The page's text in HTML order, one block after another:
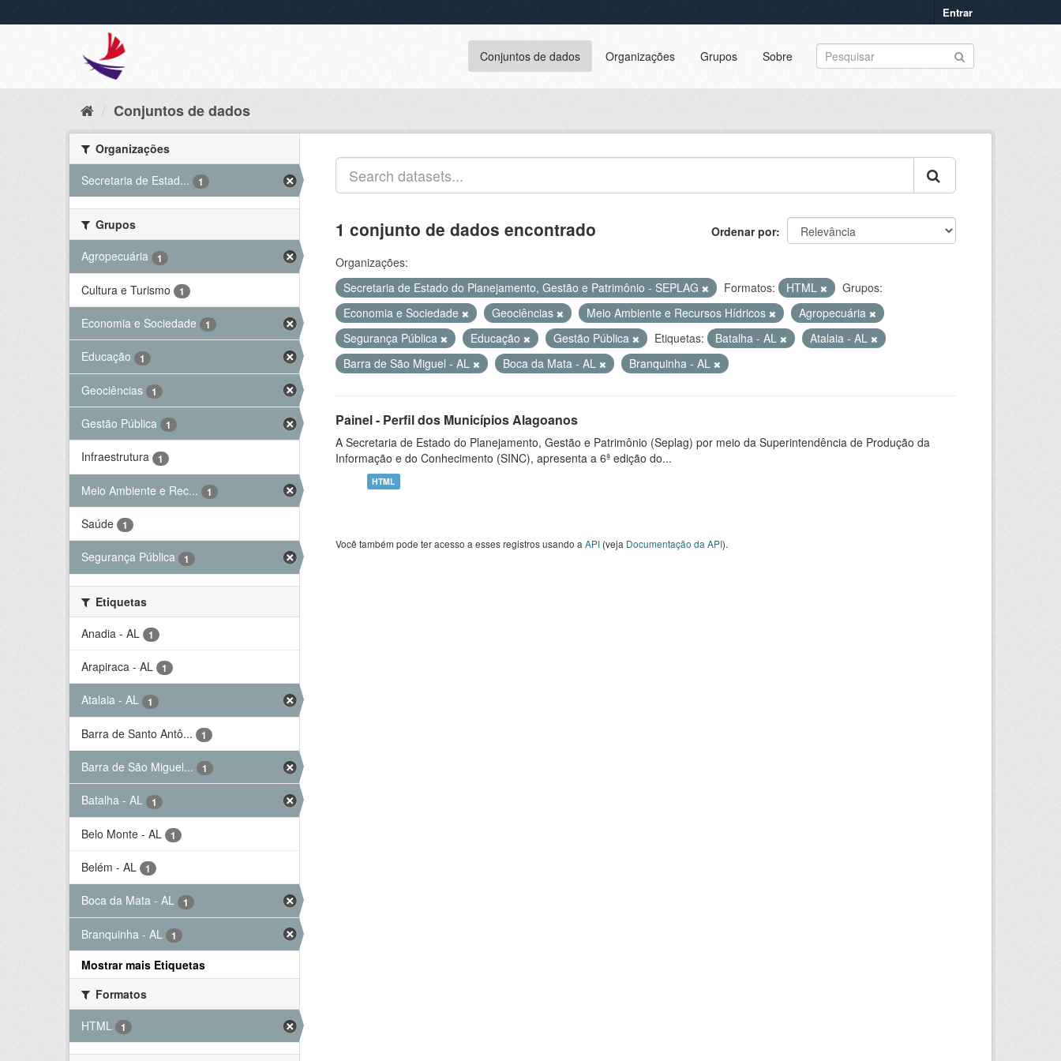
Entrar
Conjuntos de dados Organizações Grupos Sobre
Conjuntos de dados
Organizações
Secretaria de Estad...
1
Grupos
Agropecuária
1
Cultura e Turismo 1
Economia e Sociedade 1
Educação 1
Geociências 1
Gestão Pública 1
Infraestrutura 1
Meio Ambiente e Rec... 1
Saúde 1
Segurança Pública 1
Etiquetas
Anadia - AL
1
Arapiraca - AL 1
Atalaia - AL 1
Barra de Santo Antô... 1
Barra de São Miguel... 1
Batalha - AL 1
Belo Monte - AL 1
Belém - AL 1
Boca da Mata - AL 1
Branquinha - AL 1
Mostrar mais Etiquetas
Formatos
HTML
1
Ordenar por
1 conjunto de dados encontrado
Organizações:
Secretaria de Estado do Planejamento, Gestão e Patrimônio - SEPLAG
Formatos: HTML
Grupos:
Economia e Sociedade
Geociências Meio Ambiente e Recursos Hídricos
Agropecuária
Segurança Pública
Educação Gestão Pública Etiquetas: Batalha - AL
Atalaia - AL
Barra de São Miguel - AL
Boca da Mata - AL Branquinha - AL
Painel - Perfil dos Municípios Alagoanos
A Secretaria de Estado do Planejamento, Gestão e Patrimônio (Seplag) por meio da Superintendência de Produção da
Informação e do Conhecimento (SINC), apresenta a 6ª edição do...
HTML
Você também pode ter acesso a esses registros usando a API (veja Documentação da API).